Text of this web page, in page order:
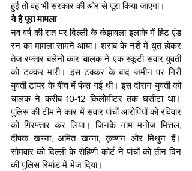
हुई तो वह भी सरकार की ओर से पूरा किया जाएगा।
ये है पूरा मामला
नव वर्ष की रात पर दिल्ली के कंझावला इलाके में हिट एंड
रन का मामला सामने आया। शराब के नशे में धुत होकर
तेज रफ्तार बलेनो कार चालक ने एक स्कूटी सवार युवती
को टक्कर मारी। इस टक्कर के बाद जमीन पर गिरी
युवती टायर के बीच में फंस गई थी। इस दौरान युवती को
चालक ने करीब 10-12 किलोमीटर तक घसीटा था।
पुलिस की टीम ने कार में सवार पांचों आरोपियों को रविवार
को गिरफ्तार कर लिया। जिनके नाम मनोज मित्तल,
दीपक खन्ना, अमित खन्ना, कृष्णन और मिथुन हैं।
सोमवार को दिल्ली के रोहिणी कोर्ट ने पांचों को तीन दिन
की पुलिस रिमांड में भेज दिया।